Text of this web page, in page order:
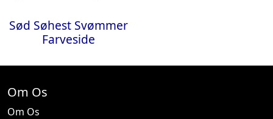
Sød Søhest Svømmer
Farveside
Om Os
Om Os